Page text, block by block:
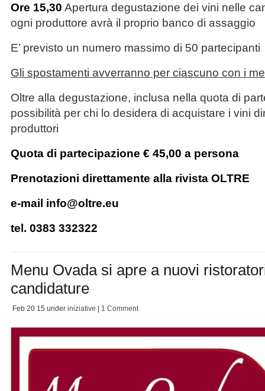
Ore 15,30 Apertura degustazione dei vini nelle
ogni produttore avrà il proprio banco di assaggio
E’ previsto un numero massimo di 50 partecipanti
Gli spostamenti avverranno per ciascuno con i
Oltre alla degustazione, inclusa nella quota di
possibilità per chi lo desidera di acquistare i vini
produttori
Quota di partecipazione € 45,00 a persona
Prenotazioni direttamente alla rivista OLTRE
e-mail info@oltre.eu
tel. 0383 332322
Menu Ovada si apre a nuovi
candidature
Feb 20 15 under iniziative | 1 Comment